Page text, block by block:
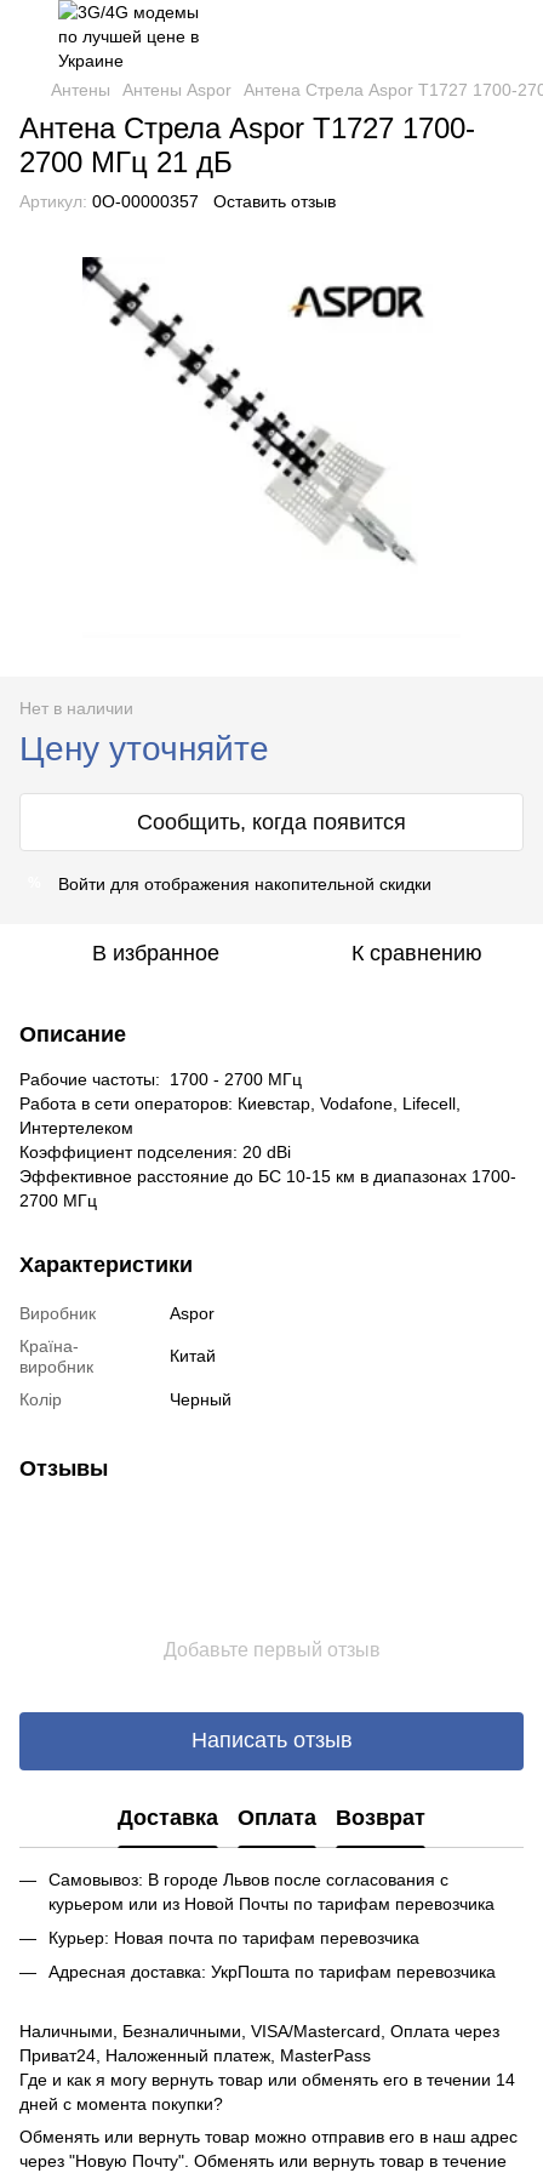
Антены Антены Aspor Антена Стрела Aspor T1727 1700-
Антена Стрела Aspor T1727 1700-
2700 МГц 21 дБ
Артикул: 0О-00000357 Оставить отзыв
Нет в наличии
Цену уточняйте
Сообщить, когда появится
Войти для отображения накопительной скидки
В избранное К сравнению
Описание
Рабочие частоты: 1700 - 2700 МГц
Работа в сети операторов: Киевстар, Vodafone, Lifecell,
Интертелеком
Коэффициент подселения: 20 dBi
Эффективное расстояние до БС 10-15 км в диапазонах 1700-
2700 МГц
Характеристики
Виробник
Aspor
Країна-
виробник
Китай
Колір Черный
Отзывы
Добавьте первый отзыв
Написать отзыв
Доставка Оплата Возврат
Самовывоз: В городе Львов после согласования с
курьером или из Новой Почты по тарифам перевозчика
Курьер: Новая почта по тарифам перевозчика
Адресная доставка: УкрПошта по тарифам перевозчика
Наличными, Безналичными, VISA/Mastercard, Оплата через
Приват24, Наложенный платеж, MasterPass
Где и как я могу вернуть товар или обменять его в течении 14
дней с момента покупки?
Обменять или вернуть товар можно отправив его в наш адрес
через "Новую Почту". Обменять или вернуть товар в течение